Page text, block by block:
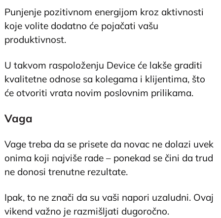
Punjenje pozitivnom energijom kroz aktivnosti
koje volite dodatno će pojačati vašu
produktivnost.
U takvom raspoloženju Device će lakše graditi
kvalitetne odnose sa kolegama i klijentima, što
će otvoriti vrata novim poslovnim prilikama.
Vaga
Vage treba da se prisete da novac ne dolazi uvek
onima koji najviše rade – ponekad se čini da trud
ne donosi trenutne rezultate.
Ipak, to ne znači da su vaši napori uzaludni. Ovaj
vikend važno je razmišljati dugoročno.